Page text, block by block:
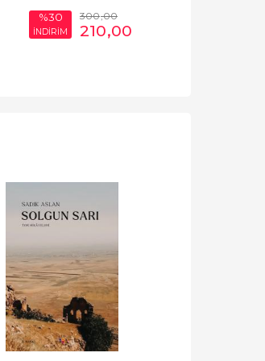
%30
İNDİRİM
300,00
210,00